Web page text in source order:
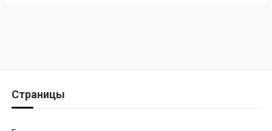
Страницы